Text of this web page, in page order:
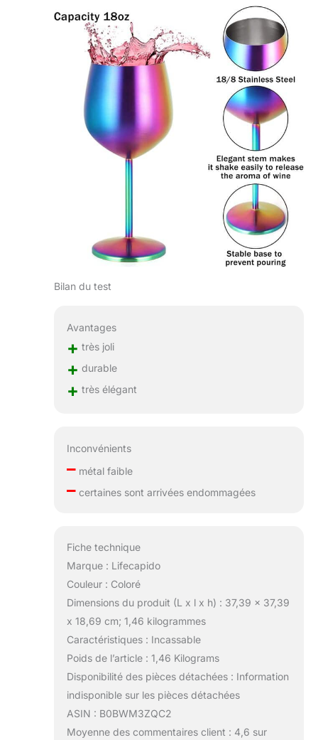
champagne, jus, sodas,
eau, et ils sont
également adaptés
pour de nombreuses
occasions telles que les
fêtes, la piscine, la
plage, le pique-nique, le
camping, les
barbecues, la
randonnée...
Bilan du test
Avantages
+ très joli
+ durable
+ très élégant
Inconvénients
–métal faible
–certaines sont arrivées endommagées
Fiche technique
Marque : Lifecapido
Couleur : Coloré
Dimensions du produit (L x l x h) : 37,39 x 37,39
x 18,69 cm; 1,46 kilogrammes
Caractéristiques : Incassable
Poids de l’article : 1,46 Kilograms
Disponibilité des pièces détachées : Information
indisponible sur les pièces détachées
ASIN : B0BWM3ZQC2
Moyenne des commentaires client : 4,6 sur